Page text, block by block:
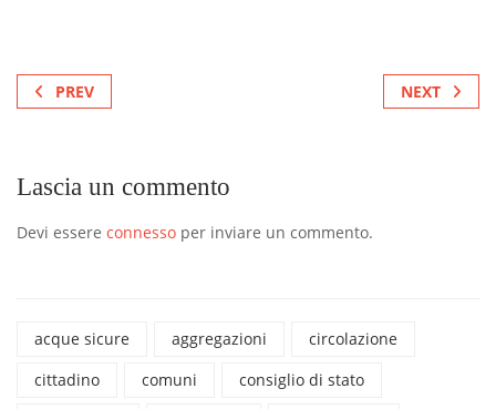
PREV NEXT
Lascia un commento
Devi essere connesso per inviare un commento.
acque sicure aggregazioni
circolazione
cittadino
comuni
consiglio di stato